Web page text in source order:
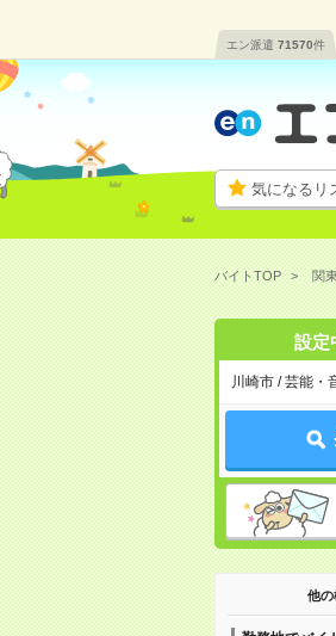
エン派遣 71570件
気になるリ
バイトTOP 関
設定
川崎市 / 芸能・
他の